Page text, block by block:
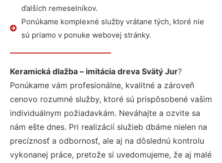
ďalších remeselníkov.
Ponúkame komplexné služby vrátane tých, ktoré nie
sú priamo v ponuke webovej stránky.
Keramická dlažba – imitácia dreva Svätý Jur?
Ponúkame vám profesionálne, kvalitné a zároveň
cenovo rozumné služby, ktoré sú prispôsobené vašim
individuálnym požiadavkám. Neváhajte a ozvite sa
nám ešte dnes. Pri realizácií služieb dbáme nielen na
precíznosť a odbornosť, ale aj na dôslednú kontrolu
vykonanej práce, pretože si uvedomujeme, že aj malé